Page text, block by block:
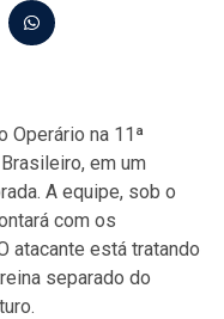
Operário na 11ª
em um
A equipe, sob o
com os
atacante está tratando
separado do